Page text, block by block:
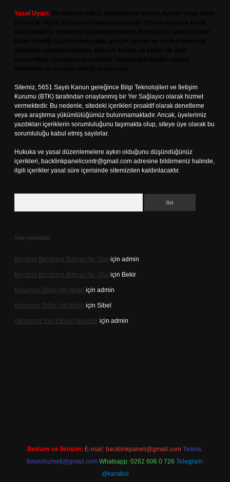
Yasal Uyarı:
Sitemiz, 5651 Sayılı Kanun gereğince Bilgi Teknolojileri ve İletişim
Kurumu (BTK) tarafından onaylanmış bir Yer Sağlayıcı olarak hizmet
vermektedir. Bu nedenle, sitedeki içerikleri proaktif olarak denetleme
veya araştırma yükümlülüğümüz bulunmamaktadır. Ancak, üyelerimiz
yazdıkları içeriklerin sorumluluğunu taşımakta olup, siteye üye olarak bu
sorumluluğu kabul etmiş sayılırlar.
Hukuka ve yasal düzenlemelere aykırı olduğunu düşündüğünüz
içerikleri, backlinkpanelicomtr@gmail.com adresine bildirmeniz halinde,
ilgili içerikler yasal süre içerisinde sitemizden kaldırılacaktır.
Son yorumlar
Beyzbol Berabere Biterse Ne Olur için admin
Beyzbol Berabere Biterse Ne Olur için Bekir
Karaman Diğer Adı Nedir için admin
Karaman Diğer Adı Nedir için Sibel
Aknetrent Yan Etkileri Nelerdir için admin
Reklam ve İletişim: E-mail: backlinkpaneli@gmail.com Teams:
forumhizmeti@gmail.com Whatsapp: 0262 606 0 726 Telegram:
@karabul